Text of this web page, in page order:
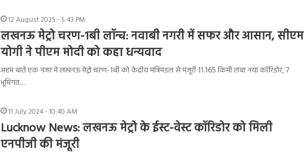
12 August 2025 - 5:43 PM
लखनऊ मेट्रो चरण-1बी लॉन्च: नवाबी नगरी में सफर और आसान, सीएम
योगी ने पीएम मोदी को कहा धन्यवाद
अहम बातें एक नजर में लखनऊ मेट्रो चरण-1बी को केंद्रीय मंत्रिमंडल से मंजूरी 11.165 किमी लंबा नया कॉरिडोर, 7
भूमिगत…
11 July 2024 - 10:40 AM
Lucknow News: लखनऊ मेट्रो के ईस्ट-वेस्ट कॉरिडोर को मिली
एनपीजी की मंजूरी